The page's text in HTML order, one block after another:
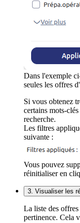
Dans l'exemple
seules les offres
Si vous obtenez
certains mots-
recherche.
Les filtres
suivante :
Vous pouvez
réinitialiser en
3. Visualiser les
La liste des
pertinence. Cela